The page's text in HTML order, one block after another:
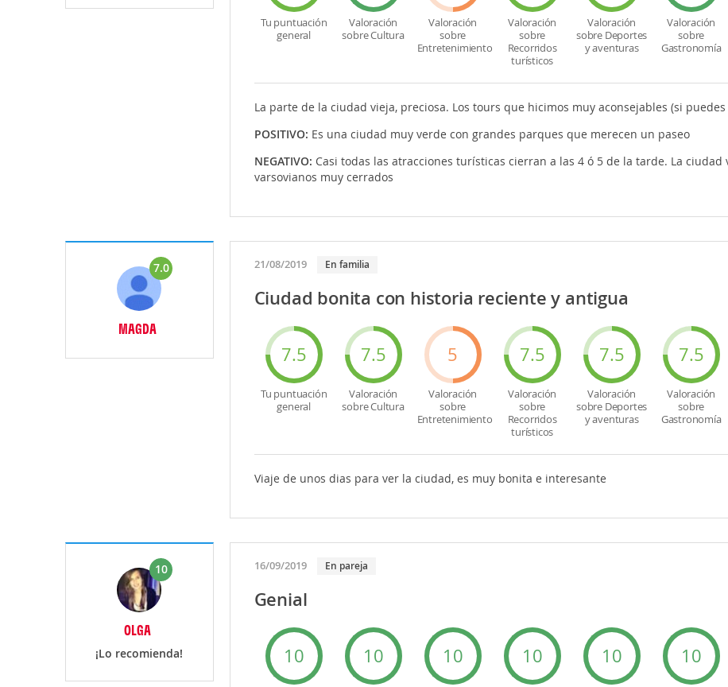
Tu puntuación
general
Valoración
sobre Cultura
Valoración
sobre
Entretenimiento
Valoración
sobre
Recorridos
turísticos
Valoración
sobre Deportes
y aventuras
Valoración
sobre
Gastronomía
La parte de la ciudad vieja, preciosa. Los tours que hicimos muy aconsejables (si
POSITIVO: Es una ciudad muy verde con grandes parques que merecen un paseo
NEGATIVO: Casi todas las atracciones turísticas cierran a las 4 ó 5 de la tarde. La
varsovianos muy cerrados
7.0
MAGDA
21/08/2019 En familia
Ciudad bonita con historia reciente y antigua
7.5
Tu puntuación
general
7.5
Valoración
sobre Cultura
5
Valoración
sobre
Entretenimiento
7.5
Valoración
sobre
Recorridos
turísticos
7.5
Valoración
sobre Deportes
y aventuras
7.5
Valoración
sobre
Gastronomía
Viaje de unos dias para ver la ciudad, es muy bonita e interesante
10
OLGA
¡Lo recomienda!
16/09/2019 En pareja
Genial
10 10 10 10 10 10